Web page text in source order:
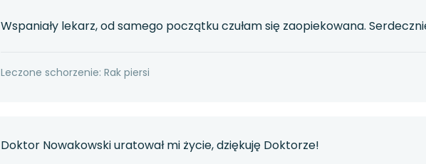
Wspaniały lekarz, od samego początku czułam się zaopiekowana.
Leczone schorzenie: Rak piersi
Doktor Nowakowski uratował mi życie, dziękuję Doktorze!